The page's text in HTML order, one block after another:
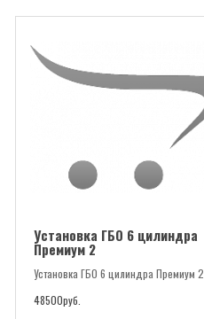
Установка ГБО 6 цилиндра
Премиум 2
Установка ГБО 6 цилиндра Премиум 2..
48500руб.